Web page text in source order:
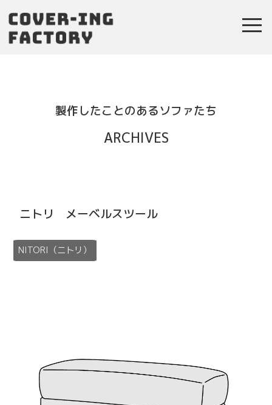
toggle
製作したことのあるソファたち
ARCHIVES
ニトリ メーベルスツール
NITORI（ニトリ）